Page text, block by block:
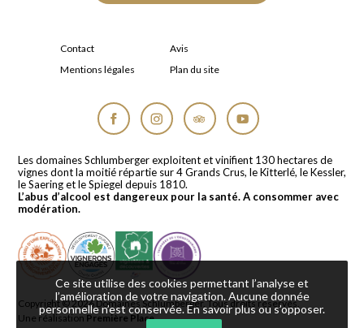
Contact
Avis
Mentions légales
Plan du site
Les domaines Schlumberger exploitent et vinifient 130 hectares de
vignes dont la moitié répartie sur 4 Grands Crus, le Kitterlé, le Kessler,
le Saering et le Spiegel depuis 1810.
L’abus d’alcool est dangereux pour la santé. A consommer avec
modération.
Copyright © 2026 Domaines Schlumberger. Tous droits réservés.
Une réalisation Première Place
Ce site utilise des cookies permettant l’analyse et
l’amélioration de votre navigation. Aucune donnée
personnelle n’est conservée.En savoir plus ou s’opposer.